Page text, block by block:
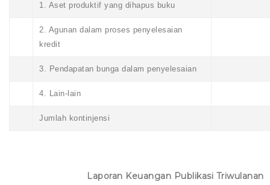
1. Aset produktif yang dihapus buku
2. Agunan dalam proses penyelesaian
kredit
3. Pendapatan bunga dalam penyelesaian
4. Lain-lain
Jumlah kontinjensi
Laporan Keuangan Publikasi Triwulanan